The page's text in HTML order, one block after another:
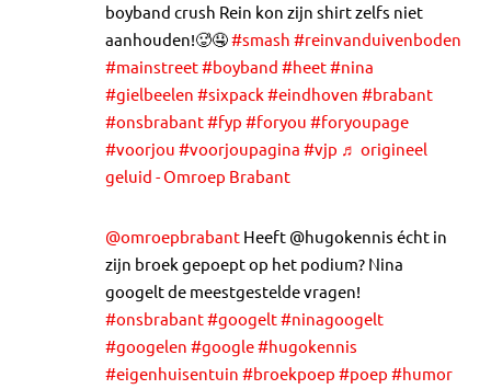
boyband crush Rein kon zijn shirt zelfs niet
aanhouden!🥵🤤#smash #reinvanduivenboden
#mainstreet#boyband #heet#nina
#gielbeelen #sixpack #eindhoven #brabant
#onsbrabant#fyp #foryou #foryoupage
#voorjou #voorjoupagina #vjp ♬ origineel
geluid - Omroep Brabant
@omroepbrabant Heeft @hugokennis écht in
zijn broek gepoept op het podium? Nina
googelt de meestgestelde vragen!
#onsbrabant#googelt#ninagoogelt
#googelen #google#hugokennis
#eigenhuisentuin #broekpoep #poep #humor